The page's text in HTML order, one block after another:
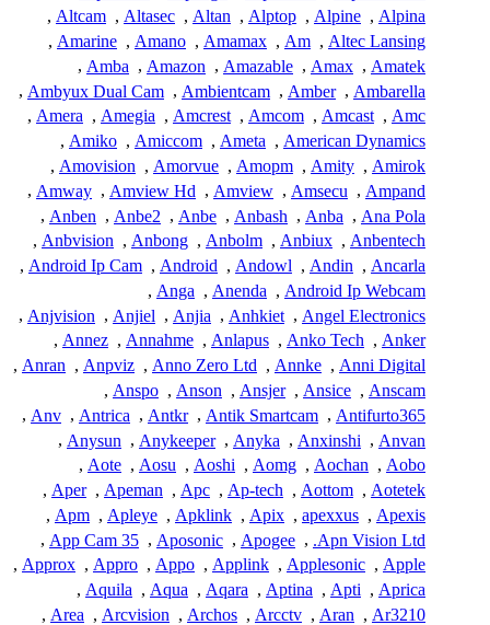
Alpina
,
Alpine
,
Alptop
,
Altan
,
Altasec
,
Altcam
,
Altec Lansing
,
Am
,
Amamax
,
Amano
,
Amarine
,
Amatek
,
Amax
,
Amazable
,
Amazon
,
Amba
,
Ambarella
,
Amber
,
Ambientcam
,
Ambyux Dual Cam
,
Amc
,
Amcast
,
Amcom
,
Amcrest
,
Amegia
,
Amera
,
American Dynamics
,
Ameta
,
Amiccom
,
Amiko
,
Amirok
,
Amity
,
Amopm
,
Amorvue
,
Amovision
,
Ampand
,
Amsecu
,
Amview
,
Amview Hd
,
Amway
,
Ana Pola
,
Anba
,
Anbash
,
Anbe
,
Anbe2
,
Anben
,
Anbentech
,
Anbiux
,
Anbolm
,
Anbong
,
Anbvision
,
Ancarla
,
Andin
,
Andowl
,
Android
,
Android Ip Cam
,
Android Ip Webcam
,
Anenda
,
Anga
,
Angel Electronics
,
Anhkiet
,
Anjia
,
Anjiel
,
Anjvision
,
Anker
,
Anko Tech
,
Anlapus
,
Annahme
,
Annez
,
Anni Digital
,
Annke
,
Anno Zero Ltd
,
Anpviz
,
Anran
,
Anscam
,
Ansice
,
Ansjer
,
Anson
,
Anspo
,
Antifurto365
,
Antik Smartcam
,
Antkr
,
Antrica
,
Anv
,
Anvan
,
Anxinshi
,
Anyka
,
Anykeeper
,
Anysun
,
Aobo
,
Aochan
,
Aomg
,
Aoshi
,
Aosu
,
Aote
,
Aotetek
,
Aottom
,
Ap-tech
,
Apc
,
Apeman
,
Aper
,
Apexis
,
apexxus
,
Apix
,
Apklink
,
Apleye
,
Apm
,
Apn Vision Ltd.
,
Apogee
,
Aposonic
,
App Cam 35
,
Apple
,
Applesonic
,
Applink
,
Appo
,
Appro
,
Approx
,
Aprica
,
Apti
,
Aptina
,
Aqara
,
Aqua
,
Aquila
,
Ar3210
,
Aran
,
Arcctv
,
Archos
,
Arcvision
,
Area
,